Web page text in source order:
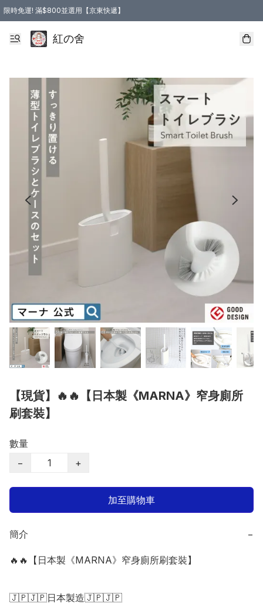
限時免運! 滿$800並選用【京東快遞】
紅の舍
【現貨】🔥🔥【日本製《MARNA》窄身廁所
刷套裝】
數量
−
+
加至購物車
簡介 −
🔥🔥【日本製《MARNA》窄身廁所刷套裝】
🇯🇵🇯🇵日本製造🇯🇵🇯🇵